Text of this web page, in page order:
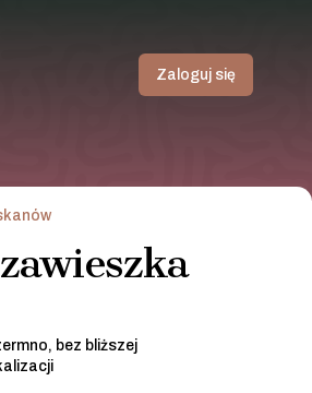
Zaloguj się
bez bliższej